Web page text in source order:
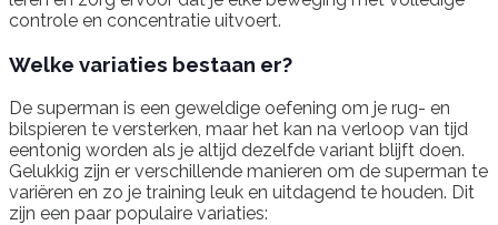
controle en concentratie uitvoert.
Welke variaties bestaan er?
De superman is een geweldige oefening om je rug- en
bilspieren te versterken, maar het kan na verloop van tijd
eentonig worden als je altijd dezelfde variant blijft doen.
Gelukkig zijn er verschillende manieren om de superman te
variëren en zo je training leuk en uitdagend te houden. Dit
zijn een paar populaire variaties: